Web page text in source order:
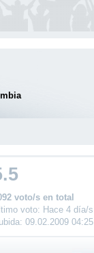
voto/s en total
voto: Hace 4 día/s
09.02.2009